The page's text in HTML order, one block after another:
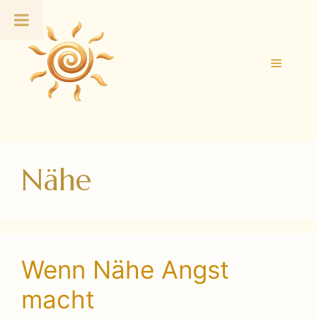
Inhalt
springen
Menü
Nähe
Wenn Nähe Angst
macht